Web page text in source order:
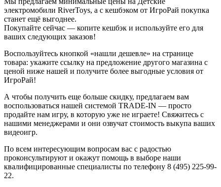
электромобили RiverToys, а с кешбэком от ИгроРай покупка
станет ещё выгоднее.
Покупайте сейчас — копите кешбэк и используйте его для
ваших следующих заказов!
Воспользуйтесь кнопкой «нашли дешевле» на странице
товара: укажите ссылку на предложение другого магазина с
ценой ниже нашей и получите более выгодные условия от
ИгроРай!
А чтобы получить еще больше скидку, предлагаем вам
воспользоваться нашей системой TRADE-IN — просто
продайте нам игру, в которую уже не играете! Свяжитесь с
нашими менеджерами и они озвучат стоимость выкупа ваших
видеоигр.
По всем интересующим вопросам вас с радостью
проконсультируют и окажут помощь в выборе наши
квалифицированные специалисты по телефону 8 (495) 225-99-
22.